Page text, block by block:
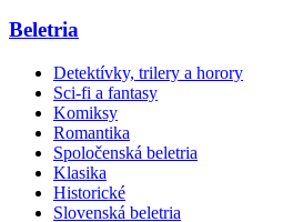
Beletria
Detektívky, trilery a horory
Sci-fi a fantasy
Komiksy
Romantika
Spoločenská beletria
Klasika
Historické
Slovenská beletria